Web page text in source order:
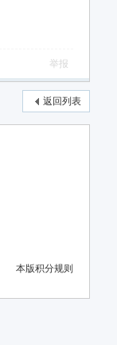
举报
返回列表
本版积分规则